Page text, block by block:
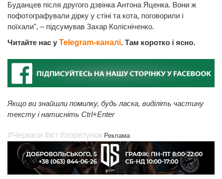
Буданцев після другого дзвінка Антона Яценка. Вони ж
пофотографували дірку у стіні та кота, поговорили і
поїхали", – підсумував Захар Колісніченко.
Читайте нас у Telegram-каналі. Там коротко і ясно.
Якщо ви знайшли помилку, будь ласка, виділіть частину
тексту і натисніть Ctrl+Enter
#Черкаси #кіт #порятунок Реклама